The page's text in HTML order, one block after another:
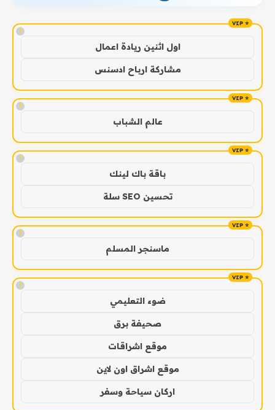
!
اول اثنين ريادة اعمال
مشاركة ارباح ادسنس
!
عالم الشباب
!
باقة باك لينك
تحسين SEO سلة
!
ماسنجر المسلم
!
ضوء التعليمي
صحيفة برق
موقع اشراقات
موقع اشراق اون لاين
اركان سياحة وسفر